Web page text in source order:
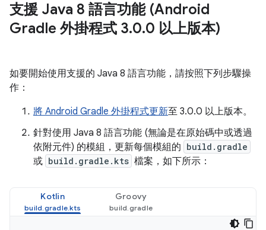
支援 Java 8 語言功能 (Android
Gradle 外掛程式 3.0.0 以上版本)
如要開始使用支援的 Java 8 語言功能，請按照下列步驟操
作：
將 Android Gradle 外掛程式更新至 3.0.0 以上版本。
針對使用 Java 8 語言功能 (無論是在原始碼中或透過
依附元件) 的模組，更新每個模組的 build.gradle
或 build.gradle.kts 檔案，如下所示：
Kotlin Groovy